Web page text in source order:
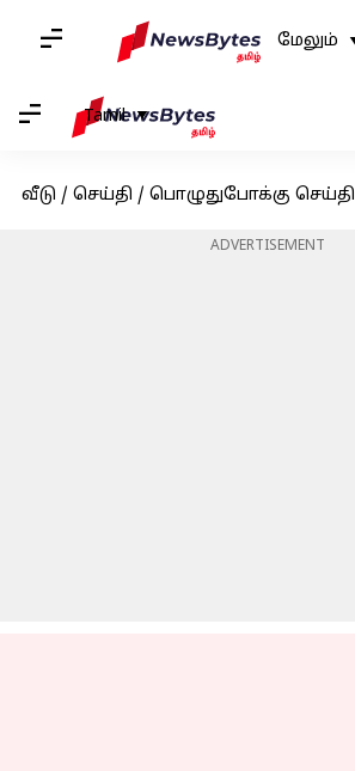
மேலும்
Tamil
வீடு / செய்தி / பொழுதுபோக்கு செய்தி
ADVERTISEMENT